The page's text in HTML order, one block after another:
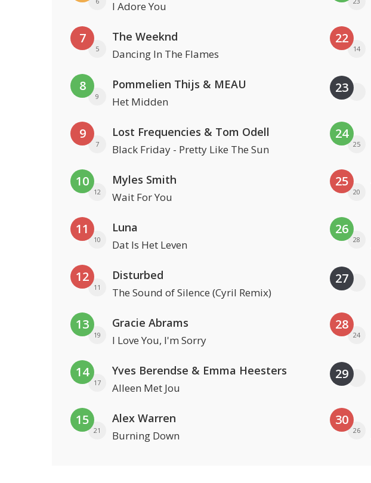
I Adore You
7
5
The Weeknd
Dancing In The Flames
8
9
Pommelien Thijs & MEAU
Het Midden
9
7
Lost Frequencies & Tom Odell
Black Friday - Pretty Like The Sun
10
12
Myles Smith
Wait For You
11
10
Luna
Dat Is Het Leven
12
11
Disturbed
The Sound of Silence (Cyril Remix)
13
19
Gracie Abrams
I Love You, I'm Sorry
14
17
Yves Berendse & Emma Heesters
Alleen Met Jou
15
21
Alex Warren
Burning Down
22
14
23
24
25
25
20
26
28
27
28
24
29
30
26